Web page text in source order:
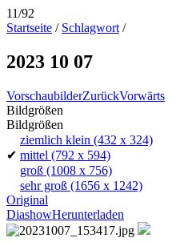
11/92
Startseite / Schlagwort /
2023 10 07
VorschaubilderZurückVorwärts
Bildgrößen
Bildgrößen
ziemlich klein (432 x 324)
✔ mittel (792 x 594)
groß (1008 x 756)
sehr groß (1656 x 1242)
Original
DiashowHerunterladen